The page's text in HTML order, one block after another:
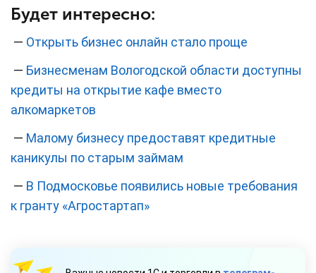
Будет интересно:
— Открыть бизнес онлайн стало проще
— Бизнесменам Вологодской области доступны
кредиты на открытие кафе вместо
алкомаркетов
— Малому бизнесу предоставят кредитные
каникулы по старым займам
— В Подмосковье появились новые требования
к гранту «Агростартап»